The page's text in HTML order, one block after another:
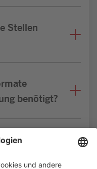
Stellen
benötigt?